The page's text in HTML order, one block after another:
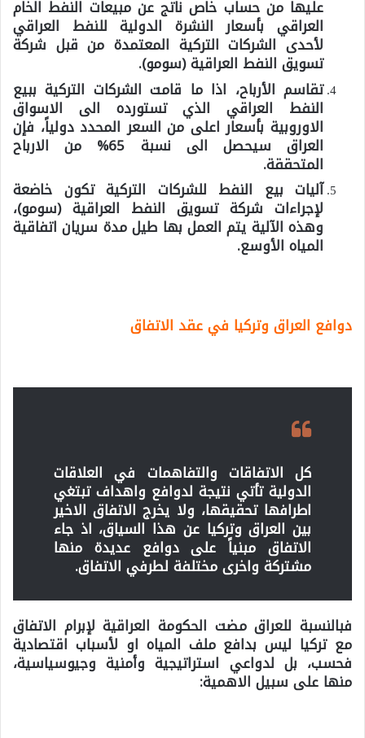
عليها من حساب خاص ناتج عن مبيعات النفط الخام
العراقي بأسعار النشرة الدولية للنفط العراقي
لأحدى الشركات التركية المعتمدة من قبل شركة
تسويق النفط العراقية (سومو).
تقاسم الأرباح، اذا ما قامت الشركات التركية ببيع
النفط العراقي الذي تستورده الى الاسواق
الاوروبية بأسعار اعلى من السعر المحدد دولياً، فإن
العراق سيحصل الى نسبة 65% من الارباح
المتحققة.
آليات بيع النفط للشركات التركية تكون خاضعة
لإجراءات شركة تسويق النفط العراقية (سومو)،
وهذه الآلية يتم العمل بها طيل مدة سريان اتفاقية
المياه الأوسع.
دوافع العراق وتركيا في عقد الاتفاق
كل الاتفاقات والتفاهمات في العلاقات
الدولية تأتي نتيجة لدوافع واهداف تبتغي
اطرافها تحقيقها، ولا يخرج الاتفاق الاخير
بين العراق وتركيا عن هذا السياق، اذ جاء
الاتفاق مبنياً على دوافع عديدة منها
مشتركة واخرى مختلفة لطرفي الاتفاق.
فبالنسبة للعراق مضت الحكومة العراقية لإبرام الاتفاق
مع تركيا ليس بدافع ملف المياه او لأسباب اقتصادية
فحسب، بل لدواعي استراتيجية وأمنية وجيوسياسية،
منها على سبيل الاهمية: